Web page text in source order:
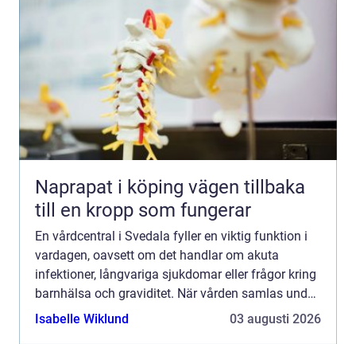
Naprapat i köping vägen tillbaka
till en kropp som fungerar
En vårdcentral i Svedala fyller en viktig funktion i
vardagen, oavsett om det handlar om akuta
infektioner, långvariga sjukdomar eller frågor kring
barnhälsa och graviditet. När vården samlas under
ett tak blir vägen mellan olika mottagningar
Isabelle Wiklund 03 augusti 2026